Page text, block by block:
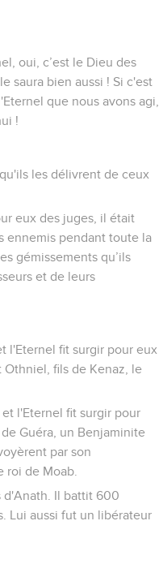
oui, c’est le Dieu des
saura bien aussi ! Si c'est
que nous avons agi,
!
les délivrent de ceux
eux des juges, il était
ennemis pendant toute la
gémissements qu’ils
et de leurs
l'Eternel fit surgir pour eux
Othniel, fils de Kenaz, le
et l'Eternel fit surgir pour
Guéra, un Benjaminite
par son
roi de Moab.
d'Anath. Il battit 600
Lui aussi fut un libérateur